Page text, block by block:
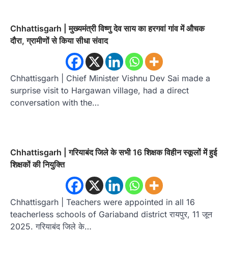
Chhattisgarh | मुख्यमंत्री विष्णु देव साय का हरगवां गांव में औचक
दौरा, ग्रामीणों से किया सीधा संवाद
Chhattisgarh | Chief Minister Vishnu Dev Sai made a
surprise visit to Hargawan village, had a direct
conversation with the…
Chhattisgarh | गरियाबंद जिले के सभी 16 शिक्षक विहीन स्कूलों में हुई
शिक्षकों की नियुक्ति
Chhattisgarh | Teachers were appointed in all 16
teacherless schools of Gariaband district रायपुर, 11 जून
2025. गरियाबंद जिले के…